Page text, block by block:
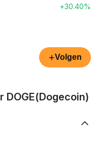
+30.40%
+Volgen
DOGE(Dogecoin)